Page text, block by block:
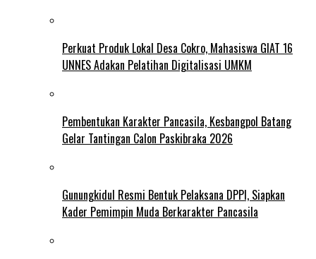
Perkuat Produk Lokal Desa Cokro, Mahasiswa GIAT 16
UNNES Adakan Pelatihan Digitalisasi UMKM
Pembentukan Karakter Pancasila, Kesbangpol Batang
Gelar Tantingan Calon Paskibraka 2026
Gunungkidul Resmi Bentuk Pelaksana DPPI, Siapkan
Kader Pemimpin Muda Berkarakter Pancasila